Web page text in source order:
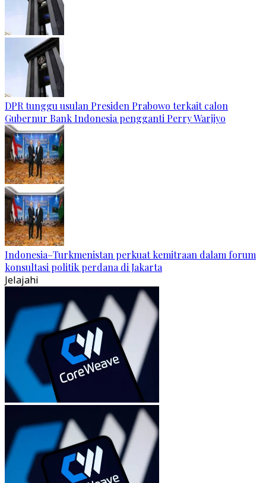
DPR tunggu usulan Presiden Prabowo terkait calon
Gubernur Bank Indonesia pengganti Perry Warjiyo
Indonesia–Turkmenistan perkuat kemitraan dalam forum
konsultasi politik perdana di Jakarta
Jelajahi